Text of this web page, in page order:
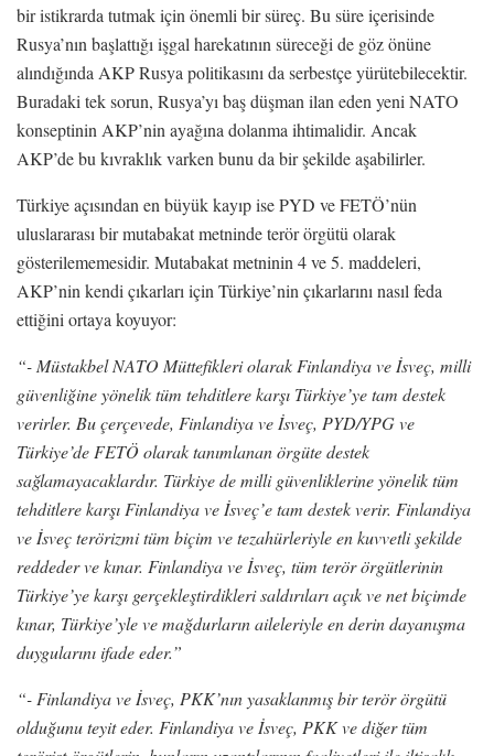
bir istikrarda tutmak için önemli bir süreç. Bu süre içerisinde
Rusya’nın başlattığı işgal harekatının süreceği de göz önüne
alındığında AKP Rusya politikasını da serbestçe yürütebilecektir.
Buradaki tek sorun, Rusya’yı baş düşman ilan eden yeni NATO
konseptinin AKP’nin ayağına dolanma ihtimalidir. Ancak
AKP’de bu kıvraklık varken bunu da bir şekilde aşabilirler.
Türkiye açısından en büyük kayıp ise PYD ve FETÖ’nün
uluslararası bir mutabakat metninde terör örgütü olarak
gösterilememesidir. Mutabakat metninin 4 ve 5. maddeleri,
AKP’nin kendi çıkarları için Türkiye’nin çıkarlarını nasıl feda
ettiğini ortaya koyuyor:
“- Müstakbel NATO Müttefikleri olarak Finlandiya ve İsveç, milli
güvenliğine yönelik tüm tehditlere karşı Türkiye’ye tam destek
verirler. Bu çerçevede, Finlandiya ve İsveç, PYD/YPG ve
Türkiye’de FETÖ olarak tanımlanan örgüte destek
sağlamayacaklardır. Türkiye de milli güvenliklerine yönelik tüm
tehditlere karşı Finlandiya ve İsveç’e tam destek verir. Finlandiya
ve İsveç terörizmi tüm biçim ve tezahürleriyle en kuvvetli şekilde
reddeder ve kınar. Finlandiya ve İsveç, tüm terör örgütlerinin
Türkiye’ye karşı gerçekleştirdikleri saldırıları açık ve net biçimde
kınar, Türkiye’yle ve mağdurların aileleriyle en derin dayanışma
duygularını ifade eder.”
“- Finlandiya ve İsveç, PKK’nın yasaklanmış bir terör örgütü
olduğunu teyit eder. Finlandiya ve İsveç, PKK ve diğer tüm